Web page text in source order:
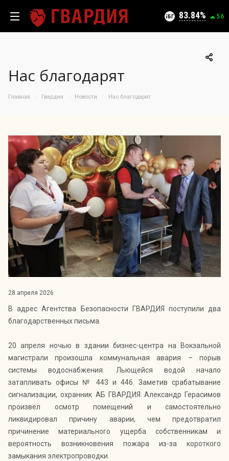
83.84 5.6
12.07 27.07
50
60
65
70
75
100
09.08
Индекс Безопасности ГВАРДИИ –
открытый проект Агентства Безопасности ГВАРДИЯ для
оценки уровня защищённости жителей города от
криминальных угроз.Подробнее >>
Нас благодарят
Главная Гвардия Новости Нас благодарят
28 апреля 2026
В адрес Агентства Безопасности ГВАРДИЯ поступили два
благодарственных письма.
20 апреля ночью в здании бизнес-центра на Вокзальной
магистрали произошла коммунальная авария – порыв
системы водоснабжения. Льющейся водой начало
затапливать офисы № 443 и 446. Заметив срабатывание
сигнализации, охранник АБ ГВАРДИЯ Александр Герасимов
произвёл осмотр помещений и самостоятельно
ликвидировал причину аварии, чем предотвратил
причинение материального ущерба собственникам и
вероятность возникновения пожара из-за короткого
замыкания электропроводки.